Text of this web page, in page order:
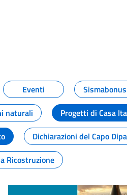
Eventi Sismabonus
naturali Progetti di Casa
Dichiarazioni del Capo
Ricostruzione